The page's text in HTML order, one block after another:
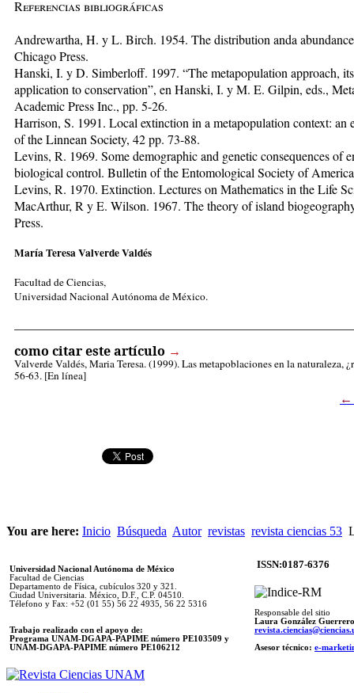
Referencias bibliográficas
Andrewartha, H. y L. Birch. 1954. The distribution anda
Chicago Press.
Hanski, I. y D. Simberloff. 1997. “The metapopulation approach,
application to conservation”, en Hanski, I. y M. E. Gilpin, eds.,
Academic Press Inc., pp. 5-26.
Harrison, S. 1991. Local extinction in a metapopulation context:
of the Linnean Society, 42 pp. 73-88.
Levins, R. 1969. Some demographic and genetic consequences of
biological control. Bulletin of the Entomological Society of
Levins, R. 1970. Extinction. Lectures on Mathematics in the Life
MacArthur, R y E. Wilson. 1967. The theory of island
Press.
María Teresa Valverde Valdés
Facultad de Ciencias,
Universidad Nacional Autónoma de México.
como citar este artículo →
Valverde Valdés, Maria Teresa. (1999). Las metapoblaciones en la naturaleza,
56-63. [En línea]
You are here: Inicio Búsqueda Autor revistas revista ciencias 53
Universidad Nacional Autónoma de México
Facultad de Ciencias
Departamento de Física, cubículos 320 y 321.
Ciudad Universitaria. México, D.F., C.P. 04510.
Télefono y Fax: +52 (01 55) 56 22 4935, 56 22 5316
Trabajo realizado con el apoyo de:
Programa UNAM-DGAPA-PAPIME número PE103509 y
UNAM-DGAPA-PAPIME número PE106212
ISSN:0187-6376
Responsable del sitio
Laura González Guerrero
Asesor técnico: e-